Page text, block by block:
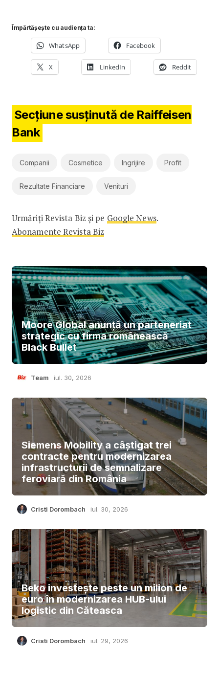
Împărtășește cu audiența ta:
WhatsApp Facebook
X LinkedIn Reddit
Secțiune susținută de Raiffeisen
Bank
Companii Cosmetice Ingrijire Profit
Rezultate Financiare Venituri
Urmăriți Revista Biz și pe Google News.
Abonamente Revista Biz
Moore Global anunță un parteneriat
strategic cu firma românească
Black Bullet
Team iul. 30, 2026
Siemens Mobility a câștigat trei
contracte pentru modernizarea
infrastructurii de semnalizare
feroviară din România
Cristi Dorombach iul. 30, 2026
Beko investește peste un milion de
euro în modernizarea HUB-ului
logistic din Căteasca
Cristi Dorombach iul. 29, 2026